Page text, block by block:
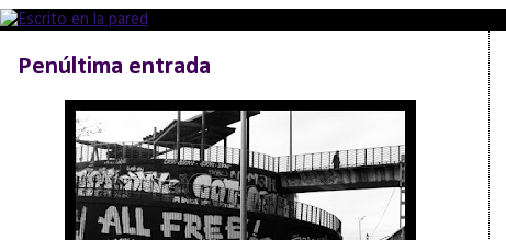
Penúltima entrada